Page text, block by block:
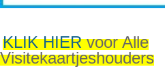
KLIK HIERvoor Alle
Visitekaartjeshouders